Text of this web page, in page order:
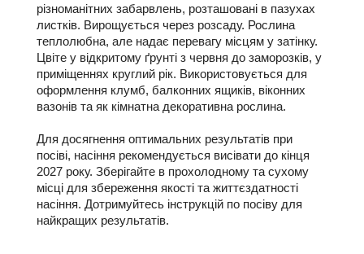
різноманітних забарвлень, розташовані в пазухах
листків. Вирощується через розсаду. Рослина
теплолюбна, але надає перевагу місцям у затінку.
Цвіте у відкритому ґрунті з червня до заморозків, у
приміщеннях круглий рік. Використовується для
оформлення клумб, балконних ящиків, віконних
вазонів та як кімнатна декоративна рослина.
Для досягнення оптимальних результатів при
посіві, насіння рекомендується висівати до кінця
2027 року. Зберігайте в прохолодному та сухому
місці для збереження якості та життєздатності
насіння. Дотримуйтесь інструкцій по посіву для
найкращих результатів.